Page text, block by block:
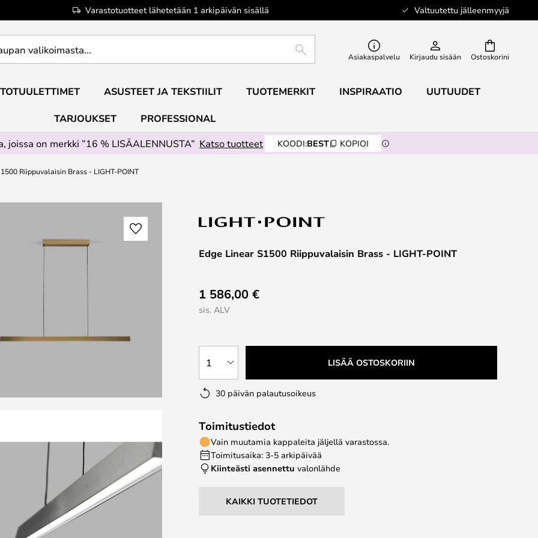
Varastotuotteet lähetetään 1 arkipäivän sisällä Valtuutettu jälleenmyyjä
Ostoskorini
ETSI Asiakaspalvelu Kirjaudu sisään
ASUSTEET JA TEKSTIILIT TUOTEMERKIT INSPIRAATIO UUTUUDET
TARJOUKSET
PROFESSIONAL
joissa on merkki ”16 % LISÄALENNUSTA” Katso tuotteet KOODI:BEST KOPIOI
Riippuvalaisin Brass - LIGHT-POINT
Edge Linear S1500 Riippuvalaisin Brass - LIGHT-POINT
1 586,00 €
sis. ALV
1 LISÄÄ OSTOSKORIIN
30 päivän palautusoikeus
Toimitustiedot
Vain muutamia kappaleita jäljellä varastossa.
Toimitusaika: 3-5 arkipäivää
Kiinteästi asennettu valonlähde
KAIKKI TUOTETIEDOT